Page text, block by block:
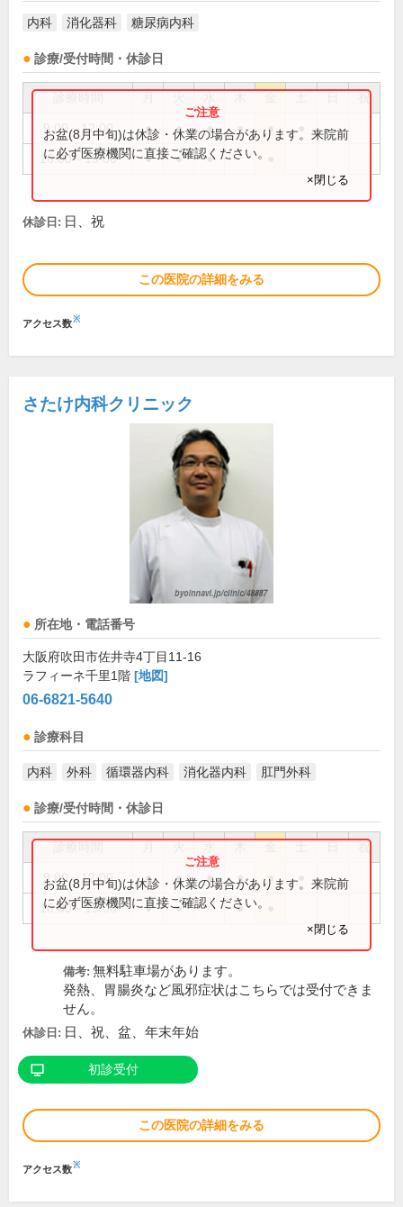
内科 消化器科 糖尿病内科
診療/受付時間・休診日
祝
9:00～12:00 ● ● ● ● ●
16:00～19:00 ● ● ●
お盆(8月中旬)は休診・休業の場合があります。来院前
に必ず医療機関に直接ご確認ください。
×閉じる
休診日: 日、祝
この医院の詳細をみる
アクセス数※
さたけ内科クリニック
所在地・電話番号
大阪府吹田市佐井寺4丁目11-16
ラフィーネ千里1階 [地図]
06-6821-5640
診療科目
内科 外科 循環器内科 消化器内科 肛門外科
診療/受付時間・休診日
祝
9:00～12:00 ● ● ● ● ●
16:00～19:00 ● ● ●
お盆(8月中旬)は休診・休業の場合があります。来院前
に必ず医療機関に直接ご確認ください。
×閉じる
備考: 無料駐車場があります。
発熱、胃腸炎など風邪症状はこちらでは受付できま
せん。
休診日: 日、祝、盆、年末年始
初診受付
この医院の詳細をみる
アクセス数※